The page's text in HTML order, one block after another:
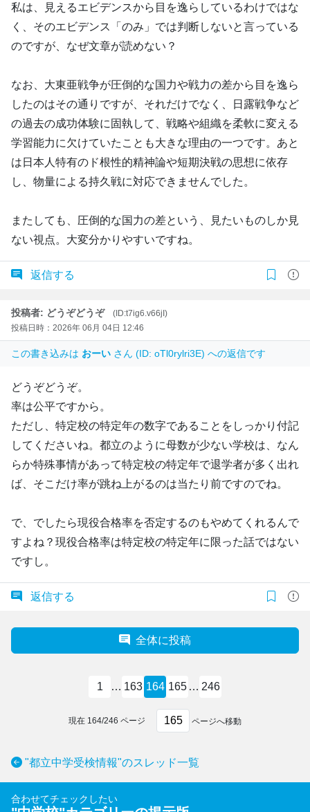
私は、見えるエビデンスから目を逸らしているわけではな
く、そのエビデンス「のみ」では判断しないと言っている
のですが、なぜ文章が読めない？
なお、大東亜戦争が圧倒的な国力や戦力の差から目を逸ら
したのはその通りですが、それだけでなく、日露戦争など
の過去の成功体験に固執して、戦略や組織を柔軟に変える
学習能力に欠けていたことも大きな理由の一つです。あと
は日本人特有のド根性的精神論や短期決戦の思想に依存
し、物量による持久戦に対応できませんでした。
またしても、圧倒的な国力の差という、見たいものしか見
ない視点。大変分かりやすいですね。
返信する
投稿者: どうぞどうぞ
(ID:t7ig6.v66jI)
投稿日時：2026年 06月 04日 12:46
この書き込みは おーい さん (ID: oTl0rylri3E) への返信です
どうぞどうぞ。
率は公平ですから。
ただし、特定校の特定年の数字であることをしっかり付記
してくださいね。都立のように母数が少ない学校は、なん
らか特殊事情があって特定校の特定年で退学者が多く出れ
ば、そこだけ率が跳ね上がるのは当たり前ですのでね。
で、でしたら現役合格率を否定するのもやめてくれるんで
すよね？現役合格率は特定校の特定年に限った話ではない
ですし。
返信する
全体に投稿
1 … 163 164 165 … 246
現在 164/246 ページ ページへ移動
"都立中学受検情報"のスレッド一覧
合わせてチェックしたい